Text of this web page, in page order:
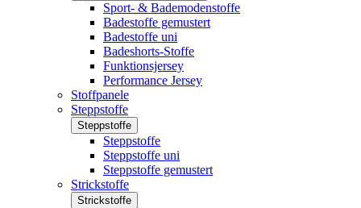
Sport- & Bademodenstoffe
Badestoffe gemustert
Badestoffe uni
Badeshorts-Stoffe
Funktionsjersey
Performance Jersey
Stoffpanele
Steppstoffe
Steppstoffe
Steppstoffe
Steppstoffe uni
Steppstoffe gemustert
Strickstoffe
Strickstoffe